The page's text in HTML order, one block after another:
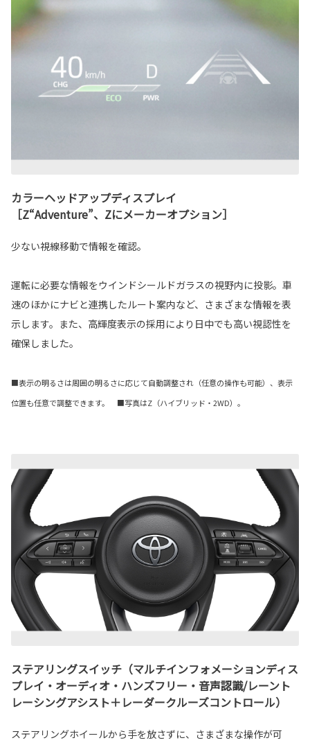
カラーヘッドアップディスプレイ
［Z“Adventure”、Zにメーカーオプション］
少ない視線移動で情報を確認。
運転に必要な情報をウインドシールドガラスの視野内に投影。車
速のほかにナビと連携したルート案内など、さまざまな情報を表
示します。また、高輝度表示の採用により日中でも高い視認性を
確保しました。
■表示の明るさは周囲の明るさに応じて自動調整され（任意の操作も可能）、表示
位置も任意で調整できます。 ■写真はZ（ハイブリッド・2WD）。
ステアリングスイッチ（マルチインフォメーションディス
プレイ・オーディオ・ハンズフリー・音声認識/レーント
レーシングアシスト＋レーダークルーズコントロール）
ステアリングホイールから手を放さずに、さまざまな操作が可